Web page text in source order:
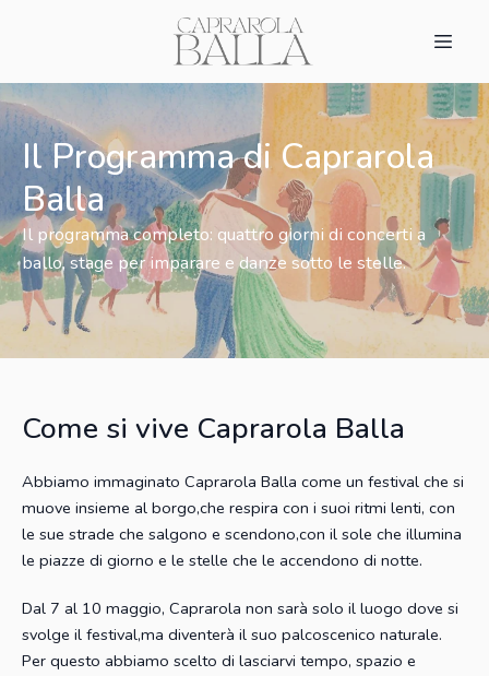
Il Programma di Caprarola
Balla
Il programma completo: quattro giorni di concerti a
ballo, stage per imparare e danze sotto le stelle.
Come si vive Caprarola Balla
Abbiamo immaginato Caprarola Balla come un festival che si
muove insieme al borgo,che respira con i suoi ritmi lenti, con
le sue strade che salgono e scendono,con il sole che illumina
le piazze di giorno e le stelle che le accendono di notte.
Dal 7 al 10 maggio, Caprarola non sarà solo il luogo dove si
svolge il festival,ma diventerà il suo palcoscenico naturale.
Per questo abbiamo scelto di lasciarvi tempo, spazio e